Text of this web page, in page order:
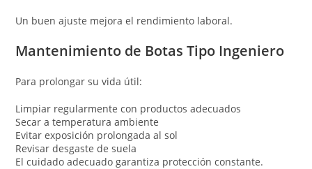
Un buen ajuste mejora el rendimiento laboral.
Mantenimiento de Botas Tipo Ingeniero
Para prolongar su vida útil:
Limpiar regularmente con productos adecuados
Secar a temperatura ambiente
Evitar exposición prolongada al sol
Revisar desgaste de suela
El cuidado adecuado garantiza protección constante.